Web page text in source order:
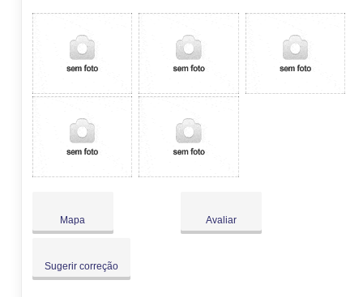
Qui:
09:00- 18:00
- 18:00
Fecha às 18:00
Sáb:
Fechado
Dom:
Fechado
Mapa Avaliar
Sugerir correção